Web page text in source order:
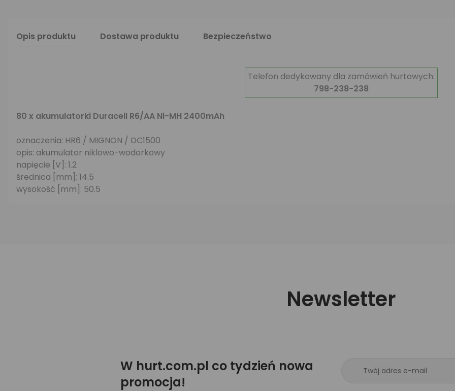
Opis produktu Dostawa produktu Bezpieczeństwo
Telefon dedykowany dla zamówień hurtowych:
798-238-238
80 x akumulatorki Duracell R6/AA Ni-MH 2400mAh
oznaczenia: HR6 / MIGNON / DC1500
opis: akumulator niklowo-wodorkowy
napięcie [V]: 1.2
średnica [mm]: 14.5
wysokość [mm]: 50.5
Newsletter
W hurt.com.pl co tydzień nowa
promocja!